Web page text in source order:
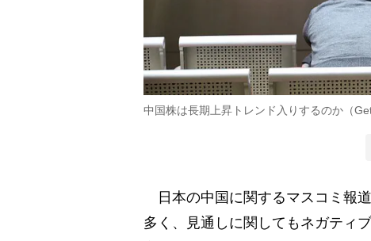
中国株は長期上昇トレンド入りするのか（
日本の中国に関するマスコミ報
多く、見通しに関してもネガティ